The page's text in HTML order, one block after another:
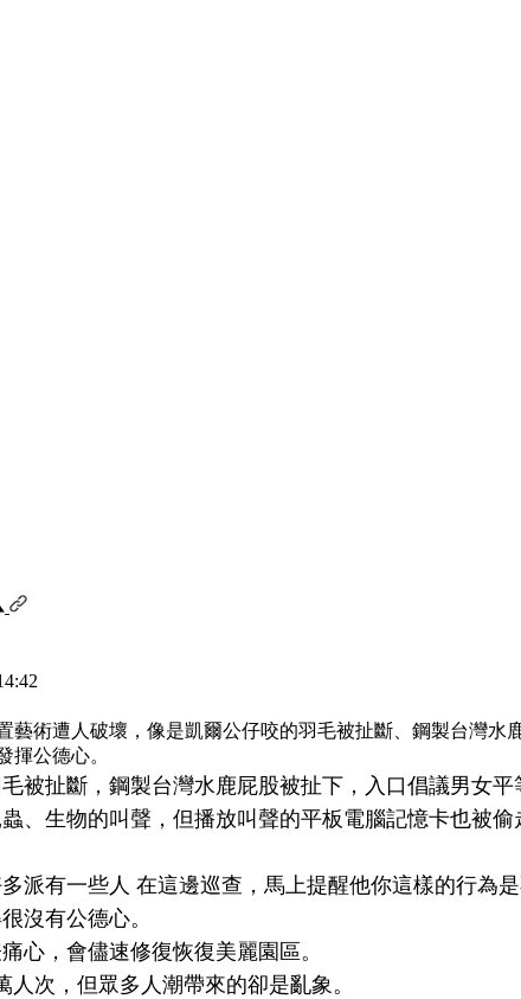
藝術遭人破壞，像是凱爾公仔咬的羽毛被扯斷、鋼製台灣
揮公德心。
被扯斷，鋼製台灣水鹿屁股被扯下，入口倡議男女平
、生物的叫聲，但播放叫聲的平板電腦記憶卡也被
派有一些人 在這邊巡查，馬上提醒他你這樣的行為是
沒有公德心。
心，會儘速修復恢復美麗園區。
次，但眾多人潮帶來的卻是亂象。